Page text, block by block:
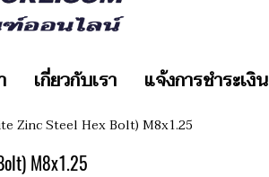
เกี่ยวกับเรา แจ้งการชำระเงิน
Zinc Steel Hex Bolt) M8x1.25
M8x1.25